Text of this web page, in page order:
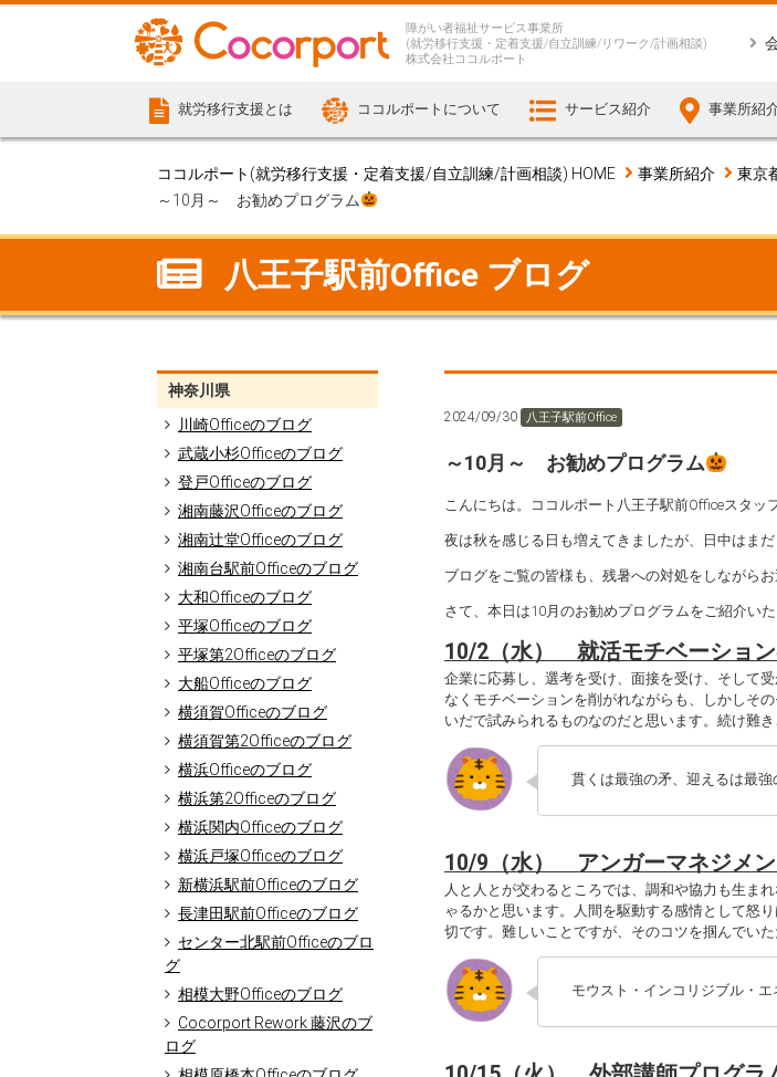
障がい者福祉サービス事業所
(就労移行支援・定着支援/自立訓練/リワーク/計画相談)
株式会社ココルポート
就労移行支援とは ココルポートについて サービス紹介 事業所紹
ココルポート(就労移行支援・定着支援/自立訓練/計画相談) HOME 事業所紹介 東京
～10月～ お勧めプログラム
八王子駅前Office ブログ
神奈川県
川崎Officeのブログ
武蔵小杉Officeのブログ
登戸Officeのブログ
湘南藤沢Officeのブログ
湘南辻堂Officeのブログ
湘南台駅前Officeのブログ
大和Officeのブログ
平塚Officeのブログ
平塚第2Officeのブログ
大船Officeのブログ
横須賀Officeのブログ
横須賀第2Officeのブログ
横浜Officeのブログ
横浜第2Officeのブログ
横浜関内Officeのブログ
横浜戸塚Officeのブログ
新横浜駅前Officeのブログ
長津田駅前Officeのブログ
センター北駅前Officeのブロ
グ
相模大野Officeのブログ
Cocorport Rework 藤沢のブ
ログ
2024/09/30 八王子駅前Office
～10月～ お勧めプログラム
こんにちは。ココルポート八王子駅前Officeスタッ
夜は秋を感じる日も増えてきましたが、日中はま
ブログをご覧の皆様も、残暑への対処をしながら
さて、本日は10月のお勧めプログラムをご紹介いた
10/2（水） 就活モチベーショ
企業に応募し、選考を受け、面接を受け、そして
なくモチベーションを削がれながらも、しかしそ
いだで試みられるものなのだと思います。続け難
貫くは最強の矛、迎えるは最強
10/9（水） アンガーマネジメン
人と人とが交わるところでは、調和や協力も生ま
ゃるかと思います。人間を駆動する感情として怒
切です。難しいことですが、そのコツを掴んでいた
モウスト・インコリジブル・エ